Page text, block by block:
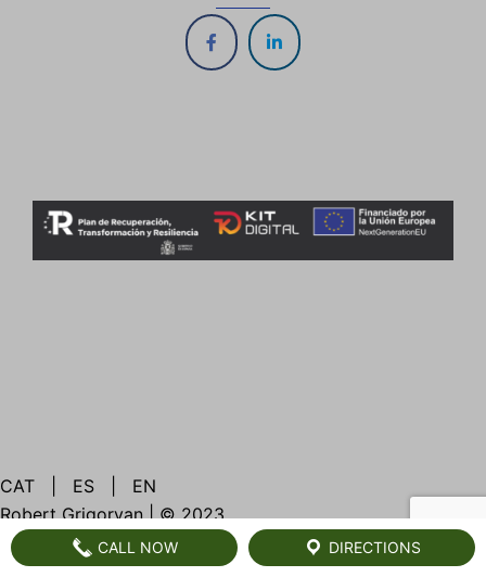
CAT ES
EN
Robert Grigoryan | © 2023
CALL NOW DIRECTIONS